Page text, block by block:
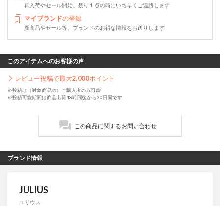
再入荷やセール開始、残り１点の時にいち早くご連絡します
マイブランドの登録
新商品やセール等、ブランドのお得な情報をお送りします
このアイテムへのお客様の声
レビュー投稿で最大2,000ポイント
※投稿は（対象商品の）ご購入者のみ可能
※投稿可能期間は商品出荷48時間後から30日間です
この商品に関するお問い合わせ
ブランド情報
JULIUS
ユリウス